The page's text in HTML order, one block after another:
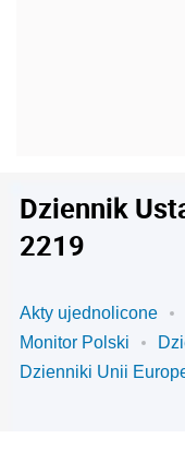
Dziennik
2219
Akty ujednolicone
Monitor Polski
Dzienniki Unii